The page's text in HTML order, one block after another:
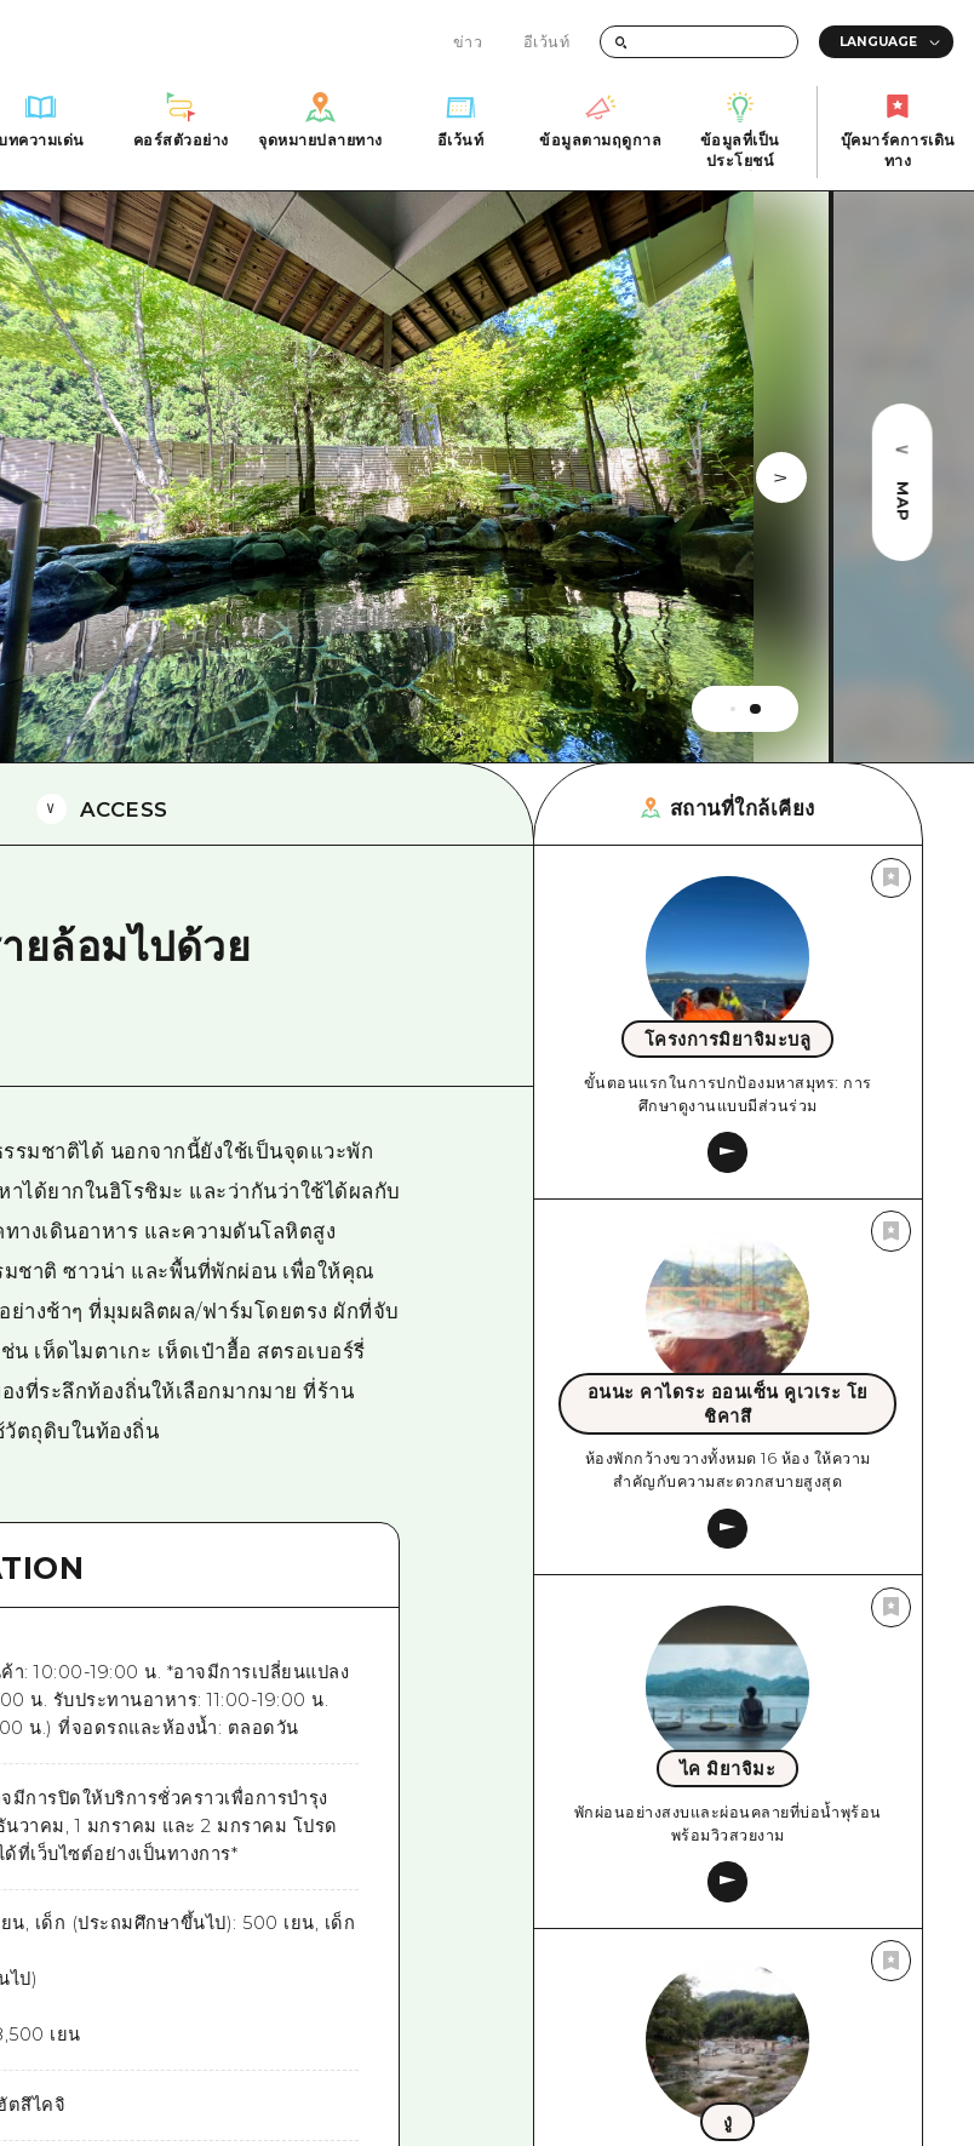
ข่าว อีเว้นท์
ทความเด่น
กรยาน
เทิงยามค่ำคืน
ก
ประสบการณ์ / ในการเรียนรู้
มาตรฐาน
ประวัติศาสตร์ / วัฒนธรรม
การรักษา
ธรรมชาติ
คอร์สตัวอย่าง
การ
Dive! Hiroshima
ชิม่า โมชิ โมชิ ทราเวล
บริเวณรอบเมืองฮิโรชิม่า
อากิ
บิงโก
บิโฮค
เกโฮค
บริเวณรอบๆ มิยาจิมะ
ยามากุจิตะวันออก
จุดหมายปลายทาง
รายการ
บริเวณรอบเมืองฮิโรชิม่า
อากิ
บิงโก
บิโฮคุ
เกโฮคุ
บริเวณรอบๆ มิยาจิมะ
ยามากุจิตะวันออก
จังหวัดเอฮิเมะ
ชิมาเนะ
อีเว้นท์
ข้อมูลตามฤดูกาล
ข้อมูลที่เป็น
ประโยชน์
ประโยชน์
ง
าจรรอง
ของสิ่งอำนวยความสะดวก
ค่าตั๋วเที่ยวคุ้มค่า
ากและจัดส่งสัมภาระ
ฮิโรชิมะโอโมะเตะนะชิ
ฮิโรชิม่า ฟรี Wi-Fi
TRAVELPAL International
ไกด์อาสาสมัครไ
วิดีโอฮิโรชิม่า
คำถามที่พบบ่อย
ดาวน์โหลดรูปภาพ
ข้อมูลการขนส่งระหว่างเกิดภัยพิบัติ
บุ๊คมาร์คการเดิน
ทาง
รรม
ยาจิมะ
อก
มืองฮิโรชิม่า
ๆ มิยาจิมะ
วันออก
มะ
Fi ดาวน์โหลดรูปภาพ
ข้อมูลการขนส่งระหว่างเกิดภัยพิบัติ
MAP
ACCESS
ยล้อมไปด้วย
มชาติได้ นอกจากนี้ยังใช้เป็นจุดแวะพัก
ได้ยากในฮิโรชิมะ และว่ากันว่าใช้ได้ผลกับ
างเดินอาหาร และความดันโลหิตสูง
ชาติ ซาวน่า และพื้นที่พักผ่อน เพื่อให้คุณ
ย่างช้าๆ ที่มุมผลิตผล/ฟาร์มโดยตรง ผักที่จับ
เห็ดไมตาเกะ เห็ดเป๋าฮื้อ สตรอเบอร์รี่
งที่ระลึกท้องถิ่นให้เลือกมากมาย ที่ร้าน
ตถุดิบในท้องถิ่น
า: 10:00-19:00 น. *อาจมีการเปลี่ยนแปลง
น. รับประทานอาหาร: 11:00-19:00 น.
น.) ที่จอดรถและห้องน้ำ: ตลอดวัน
มีการปิดให้บริการชั่วคราวเพื่อการบำรุง
วาคม, 1 มกราคม และ 2 มกราคม โปรด
ที่เว็บไซต์อย่างเป็นทางการ*
, เด็ก (ประถมศึกษาขึ้นไป): 500 เยน, เด็ก
ไป)
เยน
ตสึไคจิ
สถานที่ใกล้เคียง
โครงการมิยาจิมะบลู
ขั้นตอนแรกในการปกป้องมหาสมุทร: การ
ศึกษาดูงานแบบมีส่วนร่วม
อนนะ คาไดระ ออนเซ็น คูเวเระ โย
ชิคาสึ
ห้องพักกว้างขวางทั้งหมด 16 ห้อง ให้ความ
สำคัญกับความสะดวกสบายสูงสุด
ไค มิยาจิมะ
พักผ่อนอย่างสงบและผ่อนคลายที่บ่อน้ำพุร้อน
พร้อมวิวสวยงาม
งู